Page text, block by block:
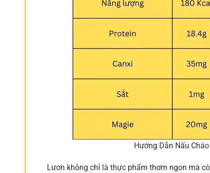
Hướng Dẫn Nấu
Lươn không chỉ là thực phẩm thơm ngon mà